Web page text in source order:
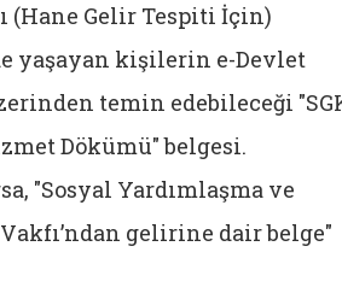
(Hane Gelir Tespiti İçin)
yaşayan kişilerin e-Devlet
temin edebileceği
Dökümü" belgesi.
"Sosyal Yardımlaşma ve
gelirine dair belge"